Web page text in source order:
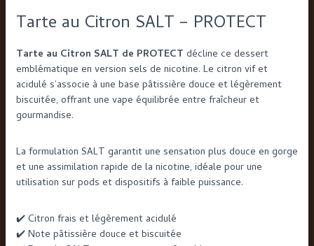
Tarte au Citron SALT – PROTECT
Tarte au Citron SALT de PROTECT décline ce dessert
emblématique en version sels de nicotine. Le citron vif et
acidulé s’associe à une base pâtissière douce et légèrement
biscuitée, offrant une vape équilibrée entre fraîcheur et
gourmandise.
La formulation SALT garantit une sensation plus douce en gorge
et une assimilation rapide de la nicotine, idéale pour une
utilisation sur pods et dispositifs à faible puissance.
✔️ Citron frais et légèrement acidulé
✔️ Note pâtissière douce et biscuitée